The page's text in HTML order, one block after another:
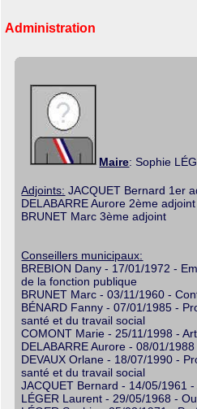
Administration
Maire: Sophie
Adjoints: JACQUET Bernard 1er
DELABARRE Aurore 2ème adjoint
BRUNET Marc 3ème adjoint
Conseillers municipaux:
BREBION Dany - 17/01/1972 -
de la fonction publique
BRUNET Marc - 03/11/1960 -
BÉNARD Fanny - 07/01/1985 -
santé et du travail social
COMONT Marie - 25/11/1998 -
DELABARRE Aurore - 08/01/
DEVAUX Orlane - 18/07/1990 -
santé et du travail social
JACQUET Bernard - 14/05/1961
LÉGER Laurent - 29/05/1968 -